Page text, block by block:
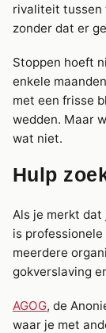
rivaliteit tussen
zonder dat er
Stoppen hoeft
enkele
met een frisse
wedden. Maar
wat niet.
Hulp
Als je merkt
is
meerdere
gokverslaving
AGOG, de
waar je met